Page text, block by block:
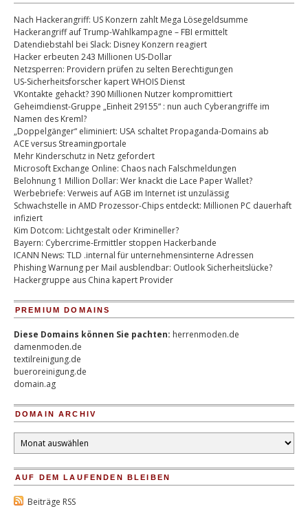
Nach Hackerangriff: US Konzern zahlt Mega Lösegeldsumme
Hackerangriff auf Trump-Wahlkampagne – FBI ermittelt
Datendiebstahl bei Slack: Disney Konzern reagiert
Hacker erbeuten 243 Millionen US-Dollar
Netzsperren: Providern prüfen zu selten Berechtigungen
US-Sicherheitsforscher kapert WHOIS Dienst
VKontakte gehackt? 390 Millionen Nutzer kompromittiert
Geheimdienst-Gruppe „Einheit 29155“ : nun auch Cyberangriffe im
Namen des Kreml?
„Doppelgänger“ eliminiert: USA schaltet Propaganda-Domains ab
ACE versus Streamingportale
Mehr Kinderschutz in Netz gefordert
Microsoft Exchange Online: Chaos nach Falschmeldungen
Belohnung 1 Million Dollar: Wer knackt die Lace Paper Wallet?
Werbebriefe: Verweis auf AGB im Internet ist unzulässig
Schwachstelle in AMD Prozessor-Chips entdeckt: Millionen PC dauerhaft
infiziert
Kim Dotcom: Lichtgestalt oder Krimineller?
Bayern: Cybercrime-Ermittler stoppen Hackerbande
ICANN News: TLD .internal für unternehmensinterne Adressen
Phishing Warnung per Mail ausblendbar: Outlook Sicherheitslücke?
Hackergruppe aus China kapert Provider
PREMIUM DOMAINS
Diese Domains können Sie pachten: herrenmoden.de
damenmoden.de
textilreinigung.de
bueroreinigung.de
domain.ag
DOMAIN ARCHIV
Domain
Archiv
AUF DEM LAUFENDEN BLEIBEN
Beiträge RSS